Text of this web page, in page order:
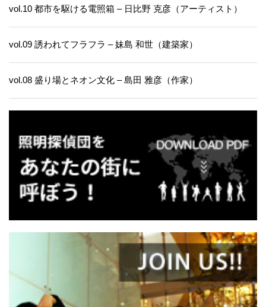
vol.10 都市を駆ける電照箱 – 日比野 克彦（アーティスト）
vol.09 誘われてフラフラ – 妹島 和世（建築家）
vol.08 盛り場とネオン文化 – 島田 雅彦（作家）